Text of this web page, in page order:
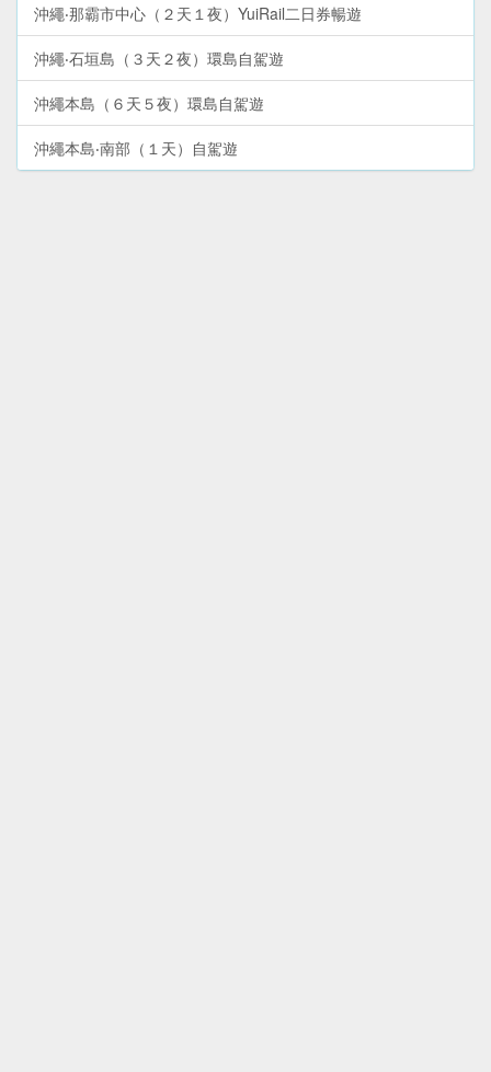
沖繩‧那霸市中心（２天１夜）YuiRail二日券暢遊
沖繩‧石垣島（３天２夜）環島自駕遊
沖繩本島（６天５夜）環島自駕遊
沖繩本島‧南部（１天）自駕遊